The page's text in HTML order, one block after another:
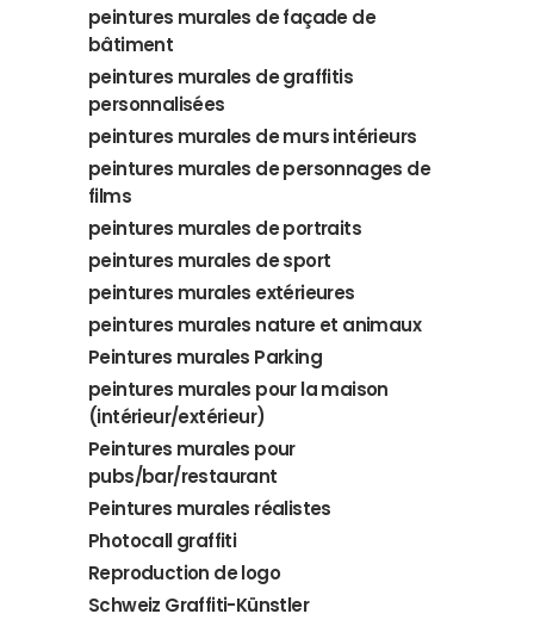
peintures murales de façade de
bâtiment
peintures murales de graffitis
personnalisées
peintures murales de murs intérieurs
peintures murales de personnages de
films
peintures murales de portraits
peintures murales de sport
peintures murales extérieures
peintures murales nature et animaux
Peintures murales Parking
peintures murales pour la maison
(intérieur/extérieur)
Peintures murales pour
pubs/bar/restaurant
Peintures murales réalistes
Photocall graffiti
Reproduction de logo
Schweiz Graffiti-Künstler